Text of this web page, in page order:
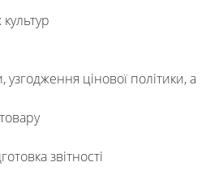
цінової політики, а
звітності